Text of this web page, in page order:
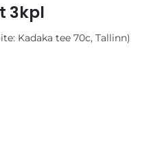
3kpl
Kadaka tee 70c, Tallinn)